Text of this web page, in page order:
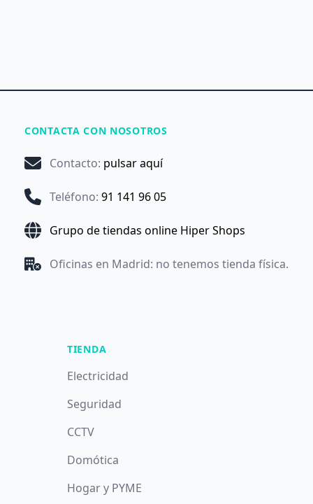
CONTACTA CON NOSOTROS
Contacto: pulsar aquí
Teléfono: 91 141 96 05
Grupo de tiendas online Hiper Shops
Oficinas en Madrid: no tenemos tienda física.
TIENDA
Electricidad
Seguridad
CCTV
Domótica
Hogar y PYME